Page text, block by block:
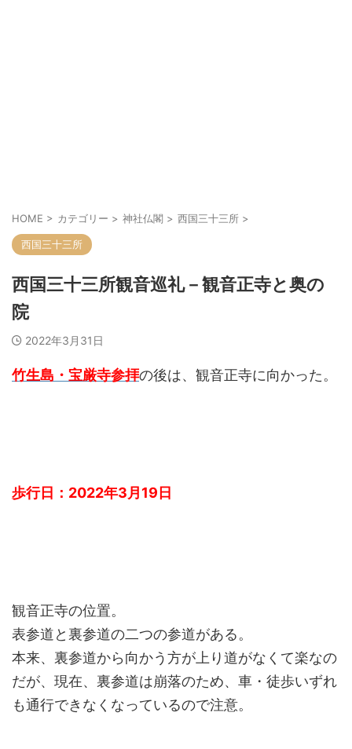
HOME > カテゴリー > 神社仏閣 > 西国三十三所 >
西国三十三所
西国三十三所観音巡礼－観音正寺と奥の
院
2022年3月31日
竹生島・宝厳寺参拝の後は、観音正寺に向かった。
歩行日：2022年3月19日
観音正寺の位置。
表参道と裏参道の二つの参道がある。
本来、裏参道から向かう方が上り道がなくて楽なの
だが、現在、裏参道は崩落のため、車・徒歩いずれ
も通行できなくなっているので注意。